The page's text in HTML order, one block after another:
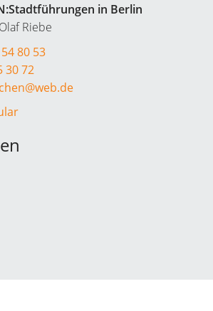
in Berlin
Riebe
80 53
30 72